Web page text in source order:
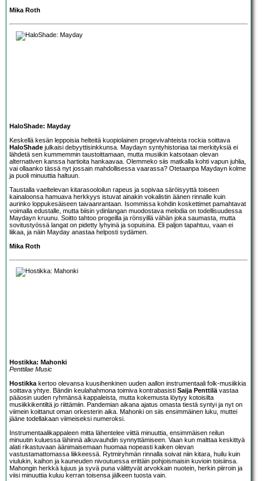
Mika Roth
HaloShade: Mayday
Keskellä kesän leppoisia helteitä kuopiolainen progevivahteista rockia soittava
HaloShade julkaisi debyyttisinkkunsa. Maydayn syntyhistoriaa tai merkityksiä ei
lähdetä sen kummemmin taustoittamaan, mutta musiikin katsotaan olevan
alternativen kanssa hartioita hankaavaa. Olemmeko siis matkalla kohti vapun juhlia,
vai ollaanko tässä nyt jossain mahdollisessa vaarassa? Otetaanpa Maydayn kolme
ja puoli minuuttia haltuun.
Taustalla vaeltelevan kitarasooloilun rapeus ja sopivaa säröisyyttä toiseen
kainaloonsa hamuava herkkyys istuvat ainakin vokalistin äänen rinnalle kuin
aurinko loppukesäiseen taivaanrantaan. Isommissa kohdin koskettimet pamahtavat
voimalla edustalle, mutta biisin ydinlangan muodostava melodia on todellisuudessa
Maydayn kruunu. Soitto tahtoo progeilla ja rönsyillä vähän joka saumasta, mutta
sovitustyössä langat on pidetty lyhyinä ja sopuisina. Eli paljon tapahtuu, vaan ei
liikaa, ja näin Mayday anastaa helposti sydämen.
Mika Roth
Hostikka: Mahonki
Penttilae Music
Hostikka kertoo olevansa kuusihenkinen uuden aallon instrumentaali folk-musiikkia
soittava yhtye. Bändin keulahahmona toimiva kontrabasisti Saija Penttilä vastaa
pääosin uuden ryhmänsä kappaleista, mutta kokemusta löytyy kotoisilta
musiikkikentiltä jo riittämiin. Pandemian aikana ajatus omasta tiestä syntyi ja nyt on
viimein koittanut oman orkesterin aika. Mahonki on siis ensimmäinen luku, muttei
jääne todellakaan viimeiseksi numeroksi.
Instrumentaalikappaleen mitta lähentelee viittä minuuttia, ensimmäisen reilun
minuutin kuluessa lähinnä alkuvauhdin synnyttämiseen. Vaan kun malttaa keskittyä
alati rikastuvaan äänimaisemaan huomaa nopeasti kaiken olevan
vastustamattomassa liikkeessä. Rytmiryhmän rinnalla soivat niin kitara, huilu kuin
viulukin, kaihon ja kauneuden nivoutuessa erittäin pohjoismaisin kuvioin toisiinsa.
Mahongin herkkä lujuus ja syvä puna välittyvät arvokkain nuotein, herkin piirroin ja
viisi minuuttia kuluu kerran toisensa jälkeen tuosta vain.